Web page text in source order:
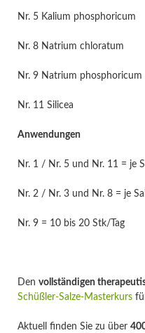
Nr. 5 Kalium phosphoricum
Nr. 8 Natrium chloratum
Nr. 9 Natrium phosphoricum
Nr. 11 Silicea
Anwendungen
Nr. 1 / Nr. 5 und Nr. 11 = je
Nr. 2 / Nr. 3 und Nr. 8 = je
Nr. 9 = 10 bis 20 Stk/Tag
Den vollständigen
Schüßler-Salze-Masterkurs
Aktuell finden Sie zu über